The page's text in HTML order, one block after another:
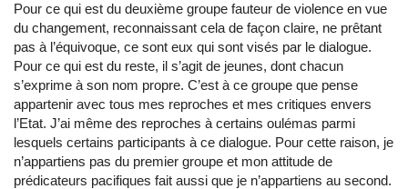
Pour ce qui est du deuxième groupe fauteur de violence en vue
du changement, reconnaissant cela de façon claire, ne prêtant
pas à l’équivoque, ce sont eux qui sont visés par le dialogue.
Pour ce qui est du reste, il s’agit de jeunes, dont chacun
s’exprime à son nom propre. C’est à ce groupe que pense
appartenir avec tous mes reproches et mes critiques envers
l’Etat. J’ai même des reproches à certains oulémas parmi
lesquels certains participants à ce dialogue. Pour cette raison, je
n’appartiens pas du premier groupe et mon attitude de
prédicateurs pacifiques fait aussi que je n’appartiens au second.